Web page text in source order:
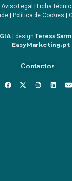
Aviso Legal Ficha
| Política de Cookies
| design Teresa
EasyMarketing.pt
Contactos